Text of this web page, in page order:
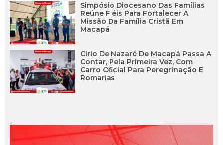
Simpósio Diocesano Das Famílias
Reúne Fiéis Para Fortalecer A
Missão Da Família Cristã Em
Macapá
Círio De Nazaré De Macapá Passa A
Contar, Pela Primeira Vez, Com
Carro Oficial Para Peregrinação E
Romarias